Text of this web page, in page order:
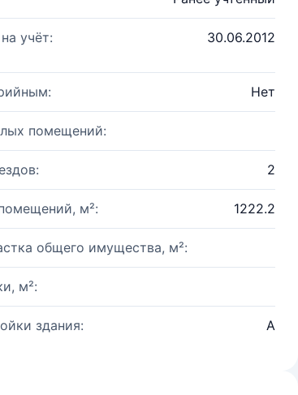
учёт: 30.06.2012
Нет
помещений:
2
м²: 1222.2
общего имущества, м²:
м²:
здания: А